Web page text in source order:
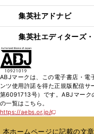
集英社アドナビ
集英社エディターズ
ABJマークは、この電子書店・電
ンツ使用許諾を得た正規版配信
第6091713号）です。ABJマーク
の一覧はこちら。
https://aebs.or.jp/
新
い
本ホームページに記載の文